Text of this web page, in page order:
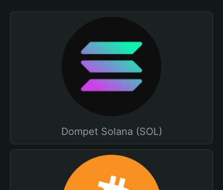
Dompet Solana (SOL)